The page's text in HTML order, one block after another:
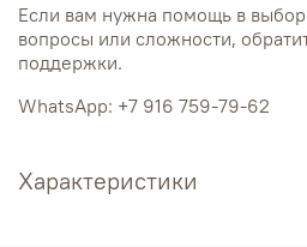
Если вам нужна помощь в
вопросы или сложности,
поддержки.
WhatsApp: +7 916 759-79-62
Характеристики